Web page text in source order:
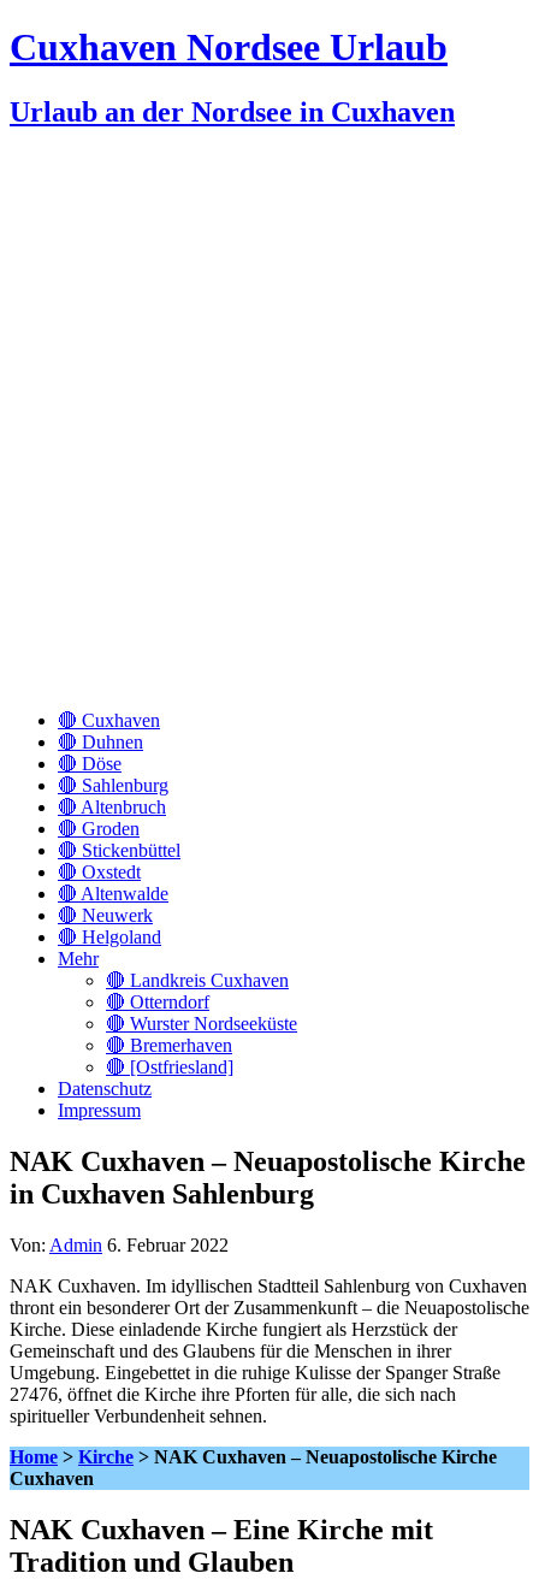
Cuxhaven Nordsee Urlaub
Urlaub an der Nordsee in Cuxhaven
🔴 Cuxhaven
🔴 Duhnen
🔴 Döse
🔴 Sahlenburg
🔴 Altenbruch
🔴 Groden
🔴 Stickenbüttel
🔴 Oxstedt
🔴 Altenwalde
🔴 Neuwerk
🔴 Helgoland
Mehr
🔴 Landkreis Cuxhaven
🔴 Otterndorf
🔴 Wurster Nordseeküste
🔴 Bremerhaven
🔴 [Ostfriesland]
Datenschutz
Impressum
NAK Cuxhaven – Neuapostolische Kirche
in Cuxhaven Sahlenburg
Von: Admin 6. Februar 2022
NAK Cuxhaven. Im idyllischen Stadtteil Sahlenburg von Cuxhaven
thront ein besonderer Ort der Zusammenkunft – die Neuapostolische
Kirche. Diese einladende Kirche fungiert als Herzstück der
Gemeinschaft und des Glaubens für die Menschen in ihrer
Umgebung. Eingebettet in die ruhige Kulisse der Spanger Straße
27476, öffnet die Kirche ihre Pforten für alle, die sich nach
spiritueller Verbundenheit sehnen.
Home > Kirche > NAK Cuxhaven – Neuapostolische Kirche
Cuxhaven
NAK Cuxhaven – Eine Kirche mit
Tradition und Glauben